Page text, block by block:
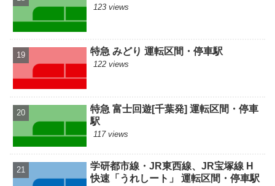
123 views
特急 みどり 運転区間・停車駅
122 views
特急 富士回遊[千葉発] 運転区間・停車
駅
117 views
学研都市線・JR東西線、JR宝塚線 H
快速「うれしート」 運転区間・停車駅